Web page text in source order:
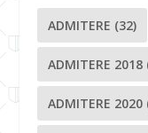
ADMITERE (32)
ADMITERE 2018
ADMITERE 2020